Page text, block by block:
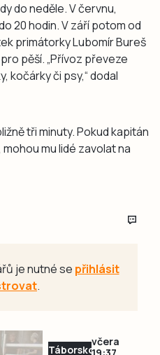
do neděle. V červnu,
20 hodin. V září potom od
primátorky Lubomír Bureš
pěší. „Přívoz převeze
kočárky či psy,“ dodal
tři minuty. Pokud kapitán
mu lidé zavolat na
je nutné se přihlásit
.
Táborsko
včera